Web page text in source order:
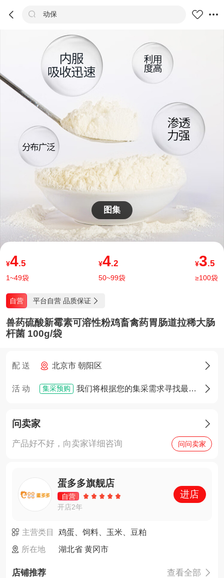
  动保 
评价
图集
¥4.5
1~49袋
¥4.2
50~99袋
¥3.5
≥100袋
自营 平台自营 品质保证 
兽药硫酸新霉素可溶性粉鸡畜禽药胃肠道拉稀大肠
杆菌 100g/袋
配 送 北京市 朝阳区 
活 动 集采预购 我们将根据您的集采需求寻找最佳货源，确定货源后您将享有优先采购权 
问卖家 
产品好不好，向卖家详细咨询 问问卖家
蛋多多旗舰店
自营
开店2年
进店
主营类目
鸡蛋、饲料、玉米、豆粕
所在地
湖北省 黄冈市
店铺推荐 查看全部 